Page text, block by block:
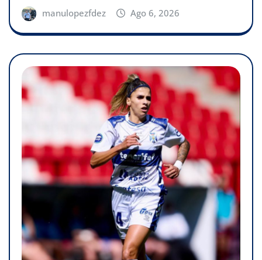
manulopezfdez Ago 6, 2026